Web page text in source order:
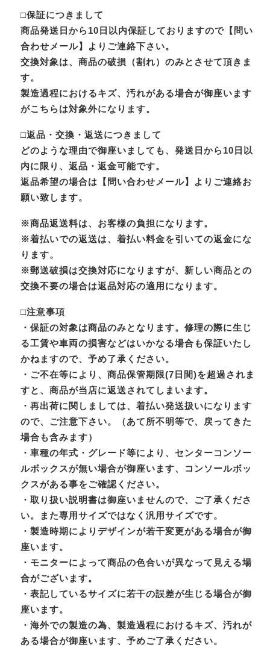
□保証につきまして
商品発送日から10日以内保証しておりますので【問い
合わせメール】よりご連絡下さい。
交換対象は、商品の破損（割れ）のみとさせて頂きま
す。
製造過程におけるキズ、汚れがある場合が御座います
がこちらは対象外になります。
□返品・交換・返送につきまして
どのような理由で御座いましても、発送日から10日以
内に限り、返品・返金可能です。
返品希望の場合は【問い合わせメール】よりご連絡お
願い致します。
※商品返送料は、お客様の負担になります。
※着払いでの返送は、着払い料金を引いての返金にな
ります。
※郵送破損は交換対応になりますが、新しい商品との
交換不要の場合は返品対応の適用になります。
□注意事項
・保証の対象は商品のみとなります。修理の際に生じ
る工賃や車両の損害などはいかなる場合も保証いたし
かねますので、予め了承ください。
・ご不在等により、商品保管期限(7日間)を超過されま
すと、商品が当店に返送されてしまいます。
・再出荷に関しましては、着払い発送扱いになります
ので、ご注意下さい。（あて所不明等で、戻ってきた
場合も含みます）
・車種の年式・グレード等により、センターコンソー
ルボックスが無い場合が御座います、コンソールボッ
クスがある事をご確認ください。
・取り扱い説明書は御座いませんので、ご了承くださ
い。また専用サイズではなく汎用サイズです。
・製造時期によりデザインが若干変更がある場合が御
座います。
・モニターによって商品の色合いが異なって見える場
合がございます。
・表記しているサイズに若干の誤差が生じる場合が御
座います。
・海外での製造の為、製造過程におけるキズ、汚れが
ある場合が御座います、予めご了承ください。